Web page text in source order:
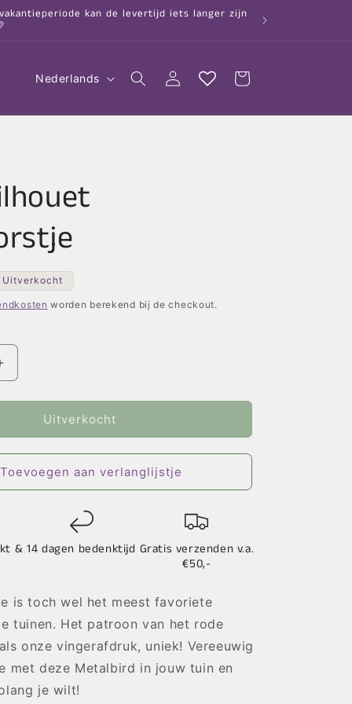
kan de levertijd iets langer zijn
a
Nederlands Inloggen Winkelwagen
Uitverkocht
worden berekend bij de checkout.
Aantal
VogelsilhouetUitverkocht
Toevoegen aan verlanglijstje
& 14 dagen bedenktijd Gratis verzenden v.a.
€50,-
is toch wel het meest favoriete
tuinen. Het patroon van het rode
onze vingerafdruk, uniek! Vereeuwig
met deze Metalbird in jouw tuin en
je wilt!